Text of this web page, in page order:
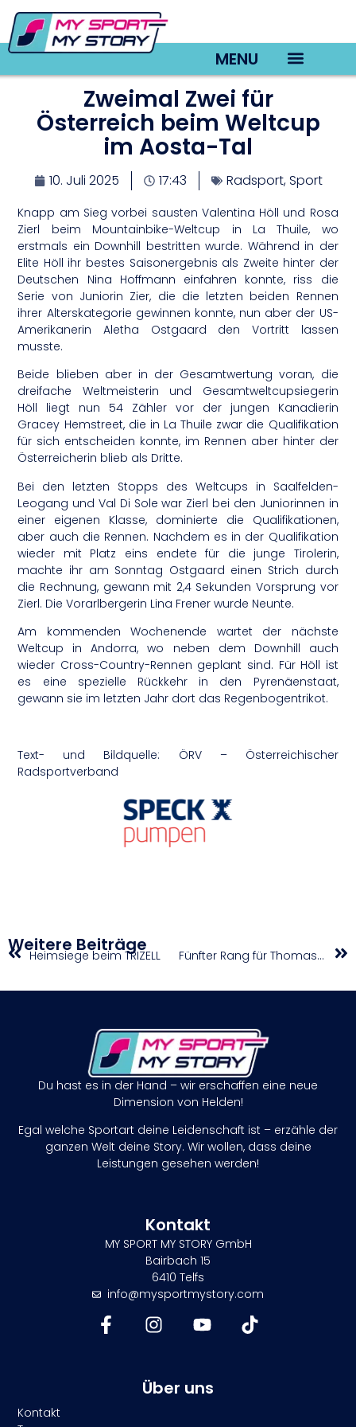
MENU
Zweimal Zwei für
Österreich beim Weltcup
im Aosta-Tal
10. Juli 2025 17:43 Radsport,Sport
Knapp am Sieg vorbei sausten Valentina Höll und Rosa
Zierl beim Mountainbike-Weltcup in La Thuile, wo
erstmals ein Downhill bestritten wurde. Während in der
Elite Höll ihr bestes Saisonergebnis als Zweite hinter der
Deutschen Nina Hoffmann einfahren konnte, riss die
Serie von Juniorin Zier, die die letzten beiden Rennen
ihrer Alterskategorie gewinnen konnte, nun aber der US-
Amerikanerin Aletha Ostgaard den Vortritt lassen
musste.
Beide blieben aber in der Gesamtwertung voran, die
dreifache Weltmeisterin und Gesamtweltcupsiegerin
Höll liegt nun 54 Zähler vor der jungen Kanadierin
Gracey Hemstreet, die in La Thuile zwar die Qualifikation
für sich entscheiden konnte, im Rennen aber hinter der
Österreicherin blieb als Dritte.
Bei den letzten Stopps des Weltcups in Saalfelden-
Leogang und Val Di Sole war Zierl bei den Juniorinnen in
einer eigenen Klasse, dominierte die Qualifikationen,
aber auch die Rennen. Nachdem es in der Qualifikation
wieder mit Platz eins endete für die junge Tirolerin,
machte ihr am Sonntag Ostgaard einen Strich durch
die Rechnung, gewann mit 2,4 Sekunden Vorsprung vor
Zierl. Die Vorarlbergerin Lina Frener wurde Neunte.
Am kommenden Wochenende wartet der nächste
Weltcup in Andorra, wo neben dem Downhill auch
wieder Cross-Country-Rennen geplant sind. Für Höll ist
es eine spezielle Rückkehr in den Pyrenäenstaat,
gewann sie im letzten Jahr dort das Regenbogentrikot.
Text- und Bildquelle: ÖRV – Österreichischer
Radsportverband
Weitere Beiträge
Heimsiege beim TRIZELL Fünfter Rang für Thomas Pechhacker beim Trial-Weltcup in der Schweiz
Du hast es in der Hand – wir erschaffen eine neue
Dimension von Helden!
Egal welche Sportart deine Leidenschaft ist – erzähle der
ganzen Welt deine Story. Wir wollen, dass deine
Leistungen gesehen werden!
Kontakt
MY SPORT MY STORY GmbH
Bairbach 15
6410 Telfs
info@mysportmystory.com
Über uns
Kontakt